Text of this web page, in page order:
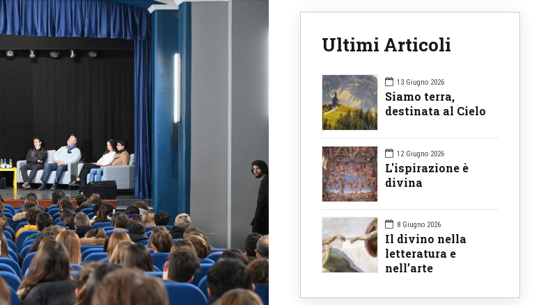
Ultimi Articoli
13 Giugno 2026
Siamo terra,
destinata al Cielo
12 Giugno 2026
L'ispirazione è
divina
8 Giugno 2026
Il divino nella
letteratura e
nell’arte